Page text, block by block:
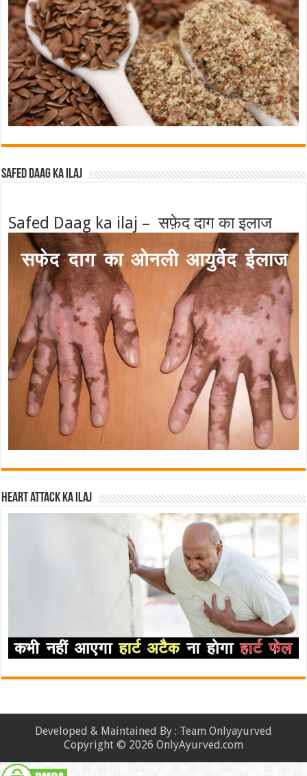
Safed Daag ka ilaj
Safed Daag ka ilaj – सफ़ेद दाग का इलाज
Heart attack ka ilaj
Developed & Maintained By : Team Onlyayurved
Copyright © 2026 OnlyAyurved.com